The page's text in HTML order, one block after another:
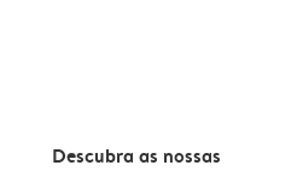
Descubra as nossas